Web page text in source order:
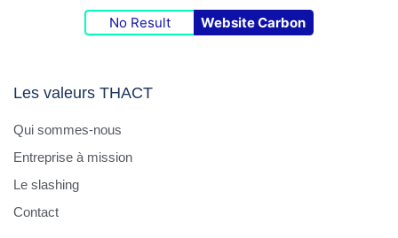
No Result Website Carbon
Les valeurs THACT
Qui sommes-nous
Entreprise à mission
Le slashing
Contact